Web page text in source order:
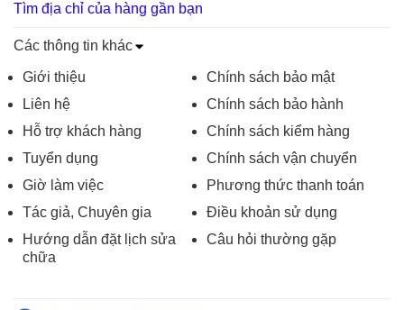
Tìm địa chỉ của hàng gần bạn
Các thông tin khác
Giới thiệu
Liên hệ
Hỗ trợ khách hàng
Tuyển dụng
Giờ làm việc
Tác giả, Chuyên gia
Hướng dẫn đặt lịch sửa
chữa
Chính sách bảo mật
Chính sách bảo hành
Chính sách kiểm hàng
Chính sách vận chuyển
Phương thức thanh toán
Điều khoản sử dụng
Câu hỏi thường gặp